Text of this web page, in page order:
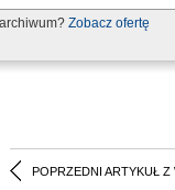
Zobacz ofertę
POPRZEDNI ARTYKUŁ Z